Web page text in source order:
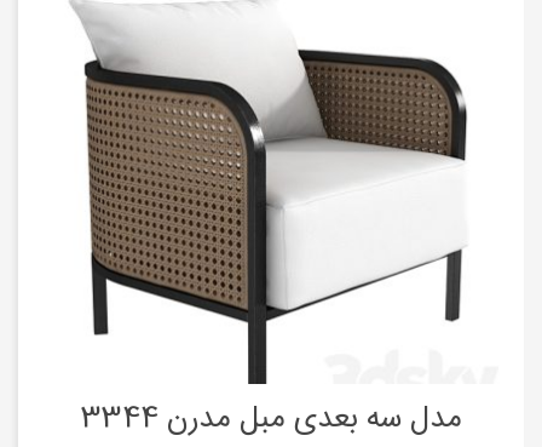
مدل سه بعدی مبل مدرن 3344